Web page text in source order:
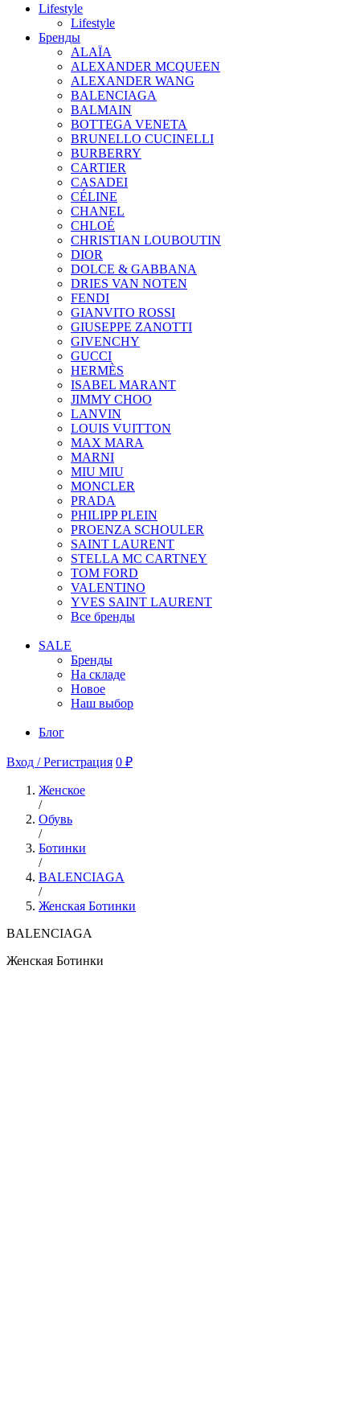
Lifestyle
Lifestyle
Бренды
ALAÏA
ALEXANDER MCQUEEN
ALEXANDER WANG
BALENCIAGA
BALMAIN
BOTTEGA VENETA
BRUNELLO CUCINELLI
BURBERRY
CARTIER
CASADEI
CÉLINE
CHANEL
CHLOÉ
CHRISTIAN LOUBOUTIN
DIOR
DOLCE & GABBANA
DRIES VAN NOTEN
FENDI
GIANVITO ROSSI
GIUSEPPE ZANOTTI
GIVENCHY
GUCCI
HERMÈS
ISABEL MARANT
JIMMY CHOO
LANVIN
LOUIS VUITTON
MAX MARA
MARNI
MIU MIU
MONCLER
PRADA
PHILIPP PLEIN
PROENZA SCHOULER
SAINT LAURENT
STELLA MC CARTNEY
TOM FORD
VALENTINO
YVES SAINT LAURENT
Все бренды
SALE
Бренды
На складе
Новое
Наш выбор
Блог
Вход / Регистрация 0 ₽
Женское
/
Обувь
/
Ботинки
/
BALENCIAGA
/
Женская Ботинки
BALENCIAGA
Женская Ботинки